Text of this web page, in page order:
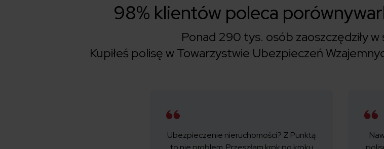
98% klientów poleca
Ponad 290 tys. osób zaoszczędziły w
Kupiłeś polisę w Towarzystwie Ubezpieczeń
Ubezpieczenie nieruchomości? Z Punktą